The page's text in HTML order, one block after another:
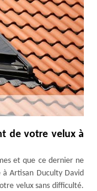
de votre velux à
et que ce dernier ne
Artisan Duculty David
velux sans difficulté.